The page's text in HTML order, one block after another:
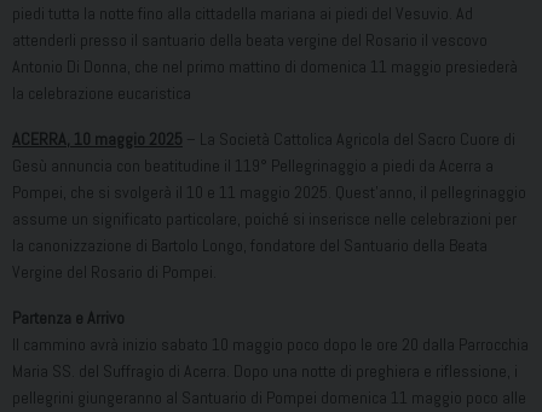
piedi tutta la notte fino alla cittadella mariana ai piedi del Vesuvio. Ad
attenderli presso il santuario della beata vergine del Rosario il vescovo
Antonio Di Donna, che nel primo mattino di domenica 11 maggio presiederà
la celebrazione eucaristica
ACERRA, 10 maggio 2025 – La Società Cattolica Agricola del Sacro Cuore di
Gesù annuncia con beatitudine il 119° Pellegrinaggio a piedi da Acerra a
Pompei, che si svolgerà il 10 e 11 maggio 2025. Quest’anno, il pellegrinaggio
assume un significato particolare, poiché si inserisce nelle celebrazioni per
la canonizzazione di Bartolo Longo, fondatore del Santuario della Beata
Vergine del Rosario di Pompei.
Partenza e Arrivo
Il cammino avrà inizio sabato 10 maggio poco dopo le ore 20 dalla Parrocchia
Maria SS. del Suffragio di Acerra. Dopo una notte di preghiera e riflessione, i
pellegrini giungeranno al Santuario di Pompei domenica 11 maggio poco alle